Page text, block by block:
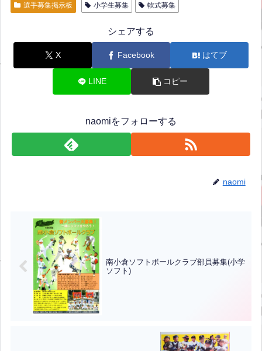
選手募集掲示板 小学生募集 軟式募集
シェアする
X Facebook はてブ
LINE コピー
naomiをフォローする
naomi
南小倉ソフトボールクラブ部員募集(小学
ソフト)